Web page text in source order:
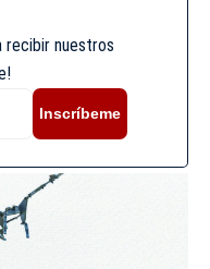
recibir nuestros
Inscríbeme